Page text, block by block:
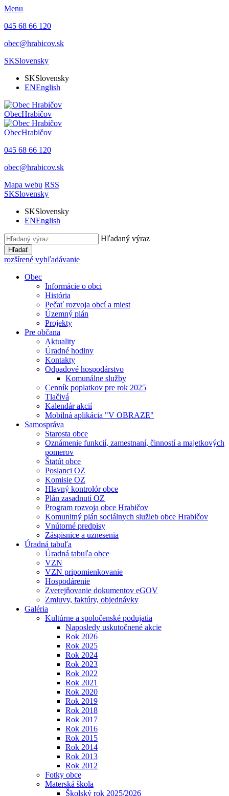
Menu
045 68 66 120
obec@hrabicov.sk
SKSlovensky
SKSlovensky
ENEnglish
ObecHrabičov
ObecHrabičov
045 68 66 120
obec@hrabicov.sk
Mapa webu RSS
SKSlovensky
SKSlovensky
ENEnglish
Hľadaný výraz
Hľadať
rozšírené vyhľadávanie
Obec
Informácie o obci
História
Pečať rozvoja obcí a miest
Územný plán
Projekty
Pre občana
Aktuality
Úradné hodiny
Kontakty
Odpadové hospodárstvo
Komunálne služby
Cenník poplatkov pre rok 2025
Tlačivá
Kalendár akcií
Mobilná aplikácia "V OBRAZE"
Samospráva
Starosta obce
Oznámenie funkcií, zamestnaní, činností a majetkových
pomerov
Štatút obce
Poslanci OZ
Komisie OZ
Hlavný kontrolór obce
Plán zasadnutí OZ
Program rozvoja obce Hrabičov
Komunitný plán sociálnych služieb obce Hrabičov
Vnútorné predpisy
Záspisnice a uznesenia
Úradná tabuľa
Úradná tabuľa obce
VZN
VZN pripomienkovanie
Hospodárenie
Zverejňovanie dokumentov eGOV
Zmluvy, faktúry, objednávky
Galéria
Kultúrne a spoločenské podujatia
Naposledy uskutočnené akcie
Rok 2026
Rok 2025
Rok 2024
Rok 2023
Rok 2022
Rok 2021
Rok 2020
Rok 2019
Rok 2018
Rok 2017
Rok 2016
Rok 2015
Rok 2014
Rok 2013
Rok 2012
Fotky obce
Materská škola
Školský rok 2025/2026